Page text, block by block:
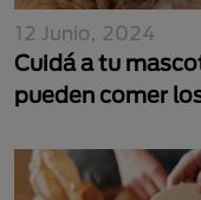
12 Junio, 2024
Cuidá a tu
pueden comer